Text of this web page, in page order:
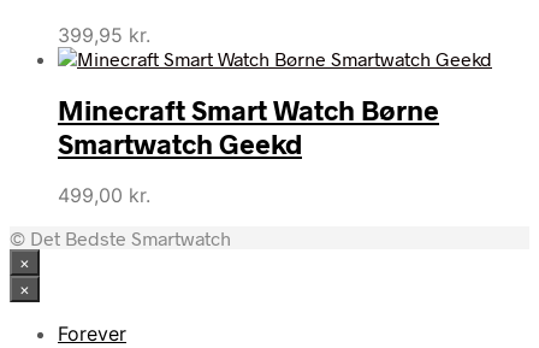
399,95 kr.
Minecraft Smart Watch Børne
Smartwatch Geekd
499,00 kr.
© Det Bedste Smartwatch
×
×
Forever